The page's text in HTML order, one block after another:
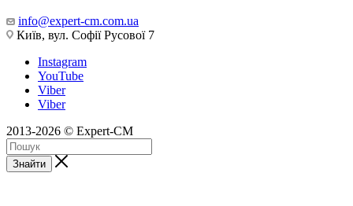
info@expert-cm.com.ua
Київ, вул. Софії Русової 7
Instagram
YouTube
Viber
Viber
2013-2026 © Expert-CM
Знайти